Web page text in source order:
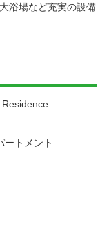
浴場など充実の設備
ートメント